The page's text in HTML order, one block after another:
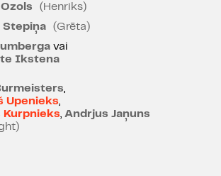
Nejauša satikšanās
ieved dziļāk naktī, kur
starp sapni un realitāti ir
un attālums starp
rīcību ir mazāks, nekā
Vienkārša saruna
par atzīšanos, kas draud
divu tuvāko cilvēku
(Henriks)
Stepiņa
(Grēta)
vai
Ikstena
,
Upenieks,
Kurpnieks, Andrjus Jaņuns